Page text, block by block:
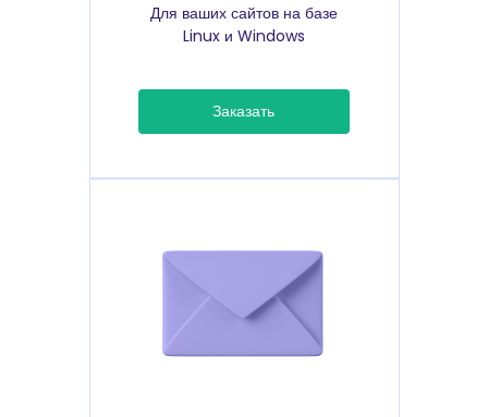
Для ваших сайтов на базе
Linux и Windows
Заказать